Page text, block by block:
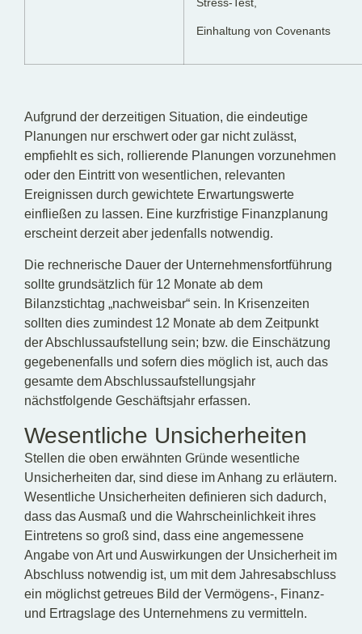
Einhaltung von Covenants
Aufgrund der derzeitigen Situation, die eindeutige
Planungen nur erschwert oder gar nicht zulässt,
empfiehlt es sich, rollierende Planungen vorzunehmen
oder den Eintritt von wesentlichen, relevanten
Ereignissen durch gewichtete Erwartungswerte
einfließen zu lassen. Eine kurzfristige Finanzplanung
erscheint derzeit aber jedenfalls notwendig.
Die rechnerische Dauer der Unternehmensfortführung
sollte grundsätzlich für 12 Monate ab dem
Bilanzstichtag „nachweisbar“ sein. In Krisenzeiten
sollten dies zumindest 12 Monate ab dem Zeitpunkt
der Abschlussaufstellung sein; bzw. die Einschätzung
gegebenenfalls und sofern dies möglich ist, auch das
gesamte dem Abschlussaufstellungsjahr
nächstfolgende Geschäftsjahr erfassen.
Wesentliche Unsicherheiten
Stellen die oben erwähnten Gründe wesentliche
Unsicherheiten dar, sind diese im Anhang zu erläutern.
Wesentliche Unsicherheiten definieren sich dadurch,
dass das Ausmaß und die Wahrscheinlichkeit ihres
Eintretens so groß sind, dass eine angemessene
Angabe von Art und Auswirkungen der Unsicherheit im
Abschluss notwendig ist, um mit dem Jahresabschluss
ein möglichst getreues Bild der Vermögens-, Finanz-
und Ertragslage des Unternehmens zu vermitteln.